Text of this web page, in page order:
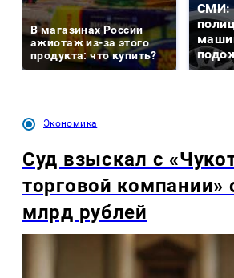
В магазинах России
ажиотаж из-за этого
продукта: что купить?
СМИ:
Экономика
Суд взыскал с
торговой компании»
млрд рублей